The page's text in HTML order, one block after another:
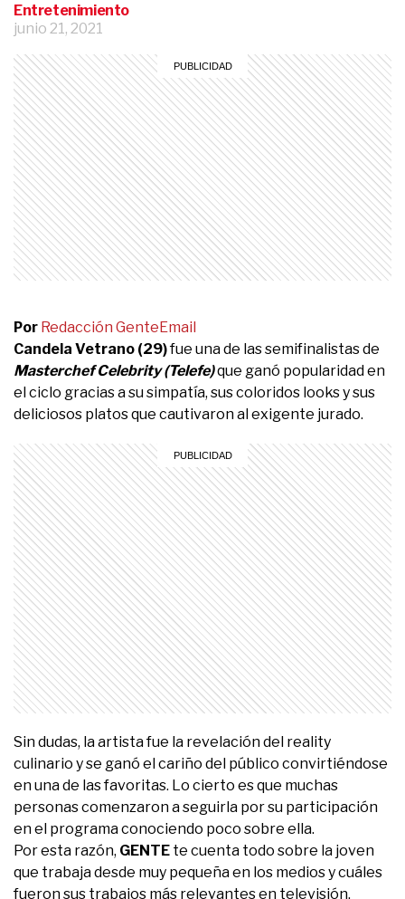
Entretenimiento
junio 21, 2021
Por Redacción GenteEmail
Candela Vetrano (29)fue una de las semifinalistas de
Masterchef Celebrity (Telefe)que ganó popularidad en
el ciclo gracias a su simpatía, sus coloridos looks y sus
deliciosos platos que cautivaron al exigente jurado.
Sin dudas, la artista fue la revelación del reality
culinario y se ganó el cariño del público convirtiéndose
en una de las favoritas. Lo cierto es que muchas
personas comenzaron a seguirla por su participación
en el programa conociendo poco sobre ella.
Por esta razón, GENTE te cuenta todo sobre la joven
que trabaja desde muy pequeña en los medios y cuáles
fueron sus trabajos más relevantes en televisión.